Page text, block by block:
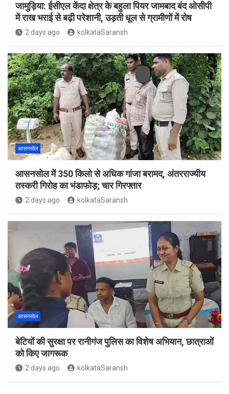
जामुड़िया: ईसीएल केंदा क्षेत्र के बहुला पियर जामबाद बंद ओसीपी
में राख भराई से बढ़ी परेशानी, उड़ती धूल से ग्रामीणों में रोष
2 days ago kolkataSaransh
आसनसोल
आसनसोल में 350 किलो से अधिक गांजा बरामद, अंतरराज्यीय
तस्करी गिरोह का भंडाफोड़; चार गिरफ्तार
2 days ago kolkataSaransh
आसनसोल
बेटियों की सुरक्षा पर रानीगंज पुलिस का विशेष अभियान, छात्राओं
को किए जागरूक
2 days ago kolkataSaransh